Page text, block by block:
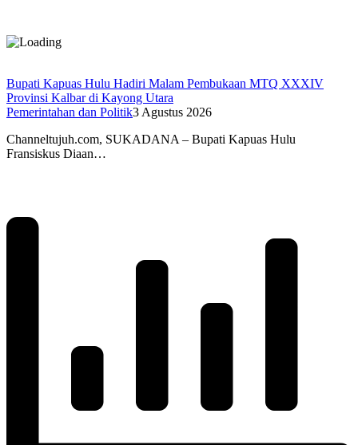
Bupati Kapuas Hulu Hadiri Malam Pembukaan MTQ XXXIV
Provinsi Kalbar di Kayong Utara
Pemerintahan dan Politik3 Agustus 2026
Channeltujuh.com, SUKADANA – Bupati Kapuas Hulu
Fransiskus Diaan…